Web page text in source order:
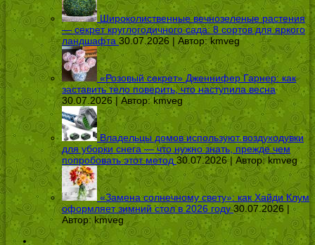
Широколиственные вечнозеленые растения
— секрет круглогодичного сада: 8 сортов для яркого
ландшафта 30.07.2026 | Автор:kmveg
«Розовый секрет» Дженнифер Гарнер: как
заставить тело поверить, что наступила весна
30.07.2026 | Автор:kmveg
Владельцы домов используют воздуходувки
для уборки снега — что нужно знать, прежде чем
попробовать этот метод 30.07.2026 | Автор:kmveg
«Замена солнечному свету»: как Хайди Клум
оформляет зимний стол в 2026 году 30.07.2026 |
Автор:kmveg